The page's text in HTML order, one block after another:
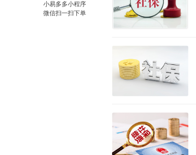
小易多多小程序
微信扫一扫下单